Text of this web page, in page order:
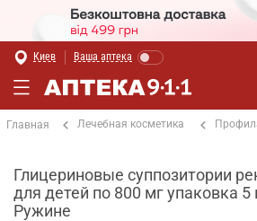
Киев Ваша аптека
Главная Лечебная косметика
Глицериновые суппозитории
для детей по 800 мг упаковка
Ружине